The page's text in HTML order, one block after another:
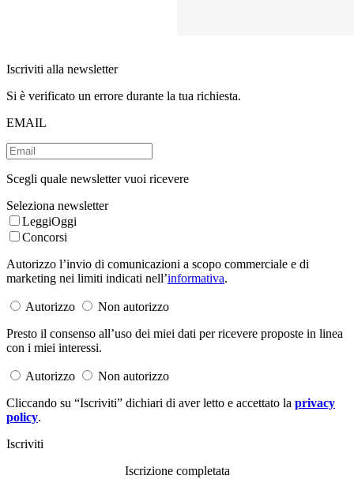
Iscriviti alla newsletter
Si è verificato un errore durante la tua richiesta.
EMAIL
Scegli quale newsletter vuoi ricevere
Seleziona newsletter
LeggiOggi
Concorsi
Autorizzo l’invio di comunicazioni a scopo commerciale e di
marketing nei limiti indicati nell’informativa.
Autorizzo
Non autorizzo
Presto il consenso all’uso dei miei dati per ricevere proposte in linea
con i miei interessi.
Autorizzo
Non autorizzo
Cliccando su “Iscriviti” dichiari di aver letto e accettato la privacy
policy.
Iscriviti
Iscrizione completata